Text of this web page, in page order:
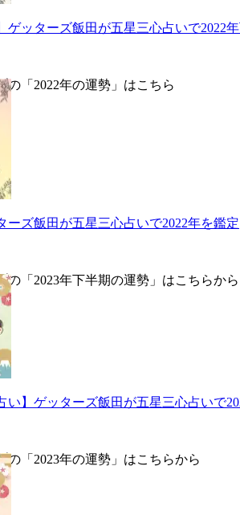
ゲッターズ飯田が五星三心占いで2022
「2022年の運勢」はこちら
ーズ飯田が五星三心占いで2022年を鑑定
「2023年下半期の運勢」はこちらから
い】ゲッターズ飯田が五星三心占いで
「2023年の運勢」はこちらから